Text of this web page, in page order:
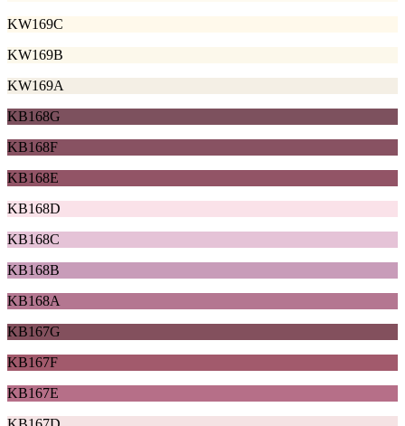
KW169C
KW169B
KW169A
KB168G
KB168F
KB168E
KB168D
KB168C
KB168B
KB168A
KB167G
KB167F
KB167E